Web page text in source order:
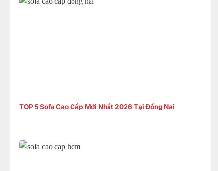
TOP 5 Sofa Cao Cấp Mới Nhất 2026 Tại Đồng Nai